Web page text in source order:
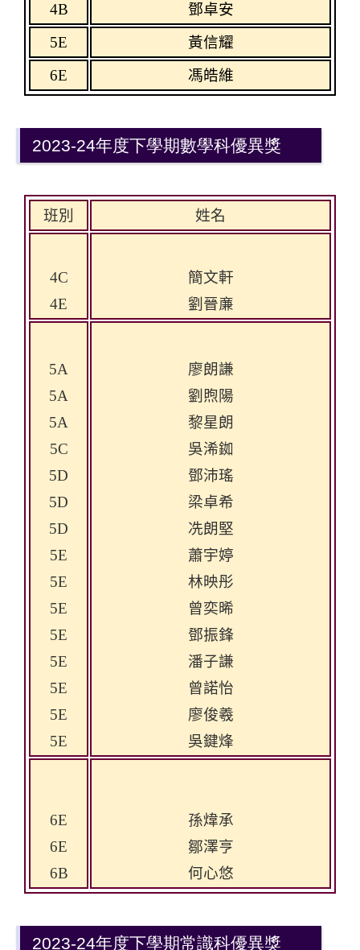
4B
鄧卓安
5E
黃信耀
6E
馮皓維
2023-24年度下學期數學科優異獎
班別 姓名
4C
4E
簡文軒
劉晉亷
5A
5A
5A
5C
5D
5D
5D
5E
5E
5E
5E
5E
5E
5E
5E
廖朗謙
劉煦陽
黎星朗
吳浠銣
鄧沛瑤
梁卓希
冼朗堅
蕭宇婷
林映彤
曾奕晞
鄧振鋒
潘子謙
曾諾怡
廖俊羲
吳鍵烽
6E
6E
6B
孫煒承
鄒澤亨
何心悠
2023-24年度下學期常識科優異獎